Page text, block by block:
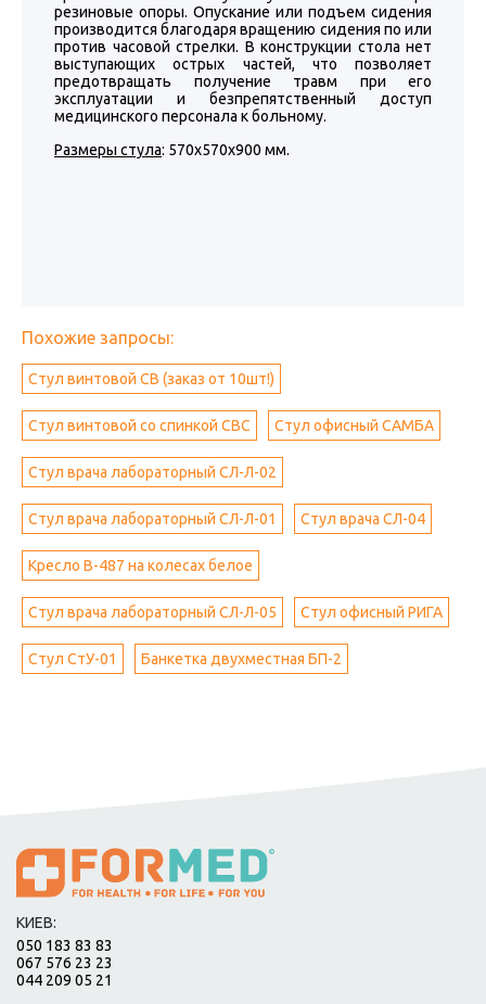
резиновые опоры. Опускание или подъем сидения
производится благодаря вращению сидения по или
против часовой стрелки. В конструкции стола нет
выступающих острых частей, что позволяет
предотвращать получение травм при его
эксплуатации и безпрепятственный доступ
медицинского персонала к больному.
Размеры стула: 570х570х900 мм.
Похожие запросы:
Стул винтовой СВ (заказ от 10шт!)
Стул винтовой со спинкой СВС Стул офисный САМБА
Стул врача лабораторный СЛ-Л-02
Стул врача лабораторный СЛ-Л-01 Стул врача СЛ-04
Кресло B-487 на колесах белое
Стул врача лабораторный СЛ-Л-05 Стул офисный РИГА
Стул СтУ-01 Банкетка двухместная БП-2
КИЕВ:
050 183 83 83
067 576 23 23
044 209 05 21